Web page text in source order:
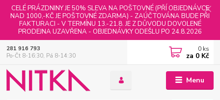
CELÉ PRÁZDNINY JE 50% SLEVA NA POŠTOVNÉ (PŘÍ OBJEDNÁVCE
NAD 1000,-KČ JE POŠTOVNÉ ZDARMA) - ZAÚČTOVÁNA BUDE PŘI
FAKTURACI - V TERMÍNU 13.-21.8. JE Z DŮVODU DOVOLENÉ
PRODEJNA UZAVŘENA - OBJEDNÁVKY ODEŠLU PO 24.8.2026
Menu
281 916 793
Po-Čt 8-16:30, Pá 8-14:30
0 ks
za 0 Kč